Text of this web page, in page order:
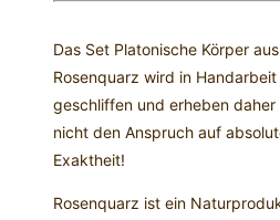
Das Set Platonische Körper aus
Rosenquarz wird in Handarbeit
geschliffen und erheben daher
nicht den Anspruch auf
Exaktheit!
Rosenquarz ist ein